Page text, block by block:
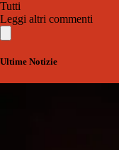
Tutti
Leggi altri commenti
Ultime Notizie